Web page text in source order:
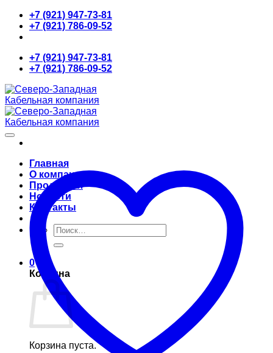
Skip
content
+7 (921) 947-73-81
+7 (921) 786-09-52
+7 (921) 947-73-81
+7 (921) 786-09-52
Главная
О компании
Продукция
Новости
Контакты
Искать:
0
Корзина
Корзина пуста.